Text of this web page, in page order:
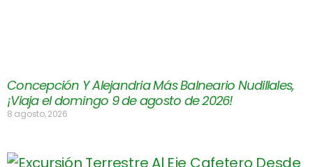
Concepción Y Alejandria Más Balneario Nudillales,
¡Viaja el domingo 9 de agosto de 2026!
8 agosto, 2026